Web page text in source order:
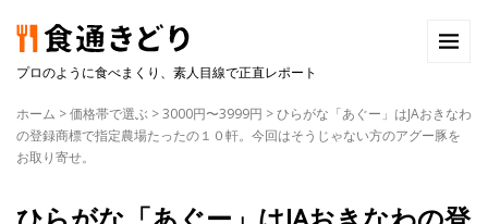
プロのように食べまくり、素人目線で正直レポート
ホーム >価格帯で選ぶ >3000円〜3999円 >ひらがな「あぐー」はJAおきなわ
の登録商標で指定農場たったの１０軒。今回はそうじゃない方のアグー豚を
お取り寄せ。